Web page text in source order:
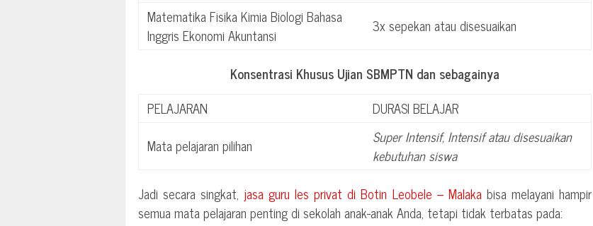
Matematika Fisika Kimia Biologi Bahasa
Inggris Ekonomi Akuntansi
3x sepekan atau disesuaikan
Konsentrasi Khusus Ujian SBMPTN dan sebagainya
PELAJARAN
DURASI BELAJAR
Mata pelajaran pilihan
Super Intensif, Intensif atau disesuaikan
kebutuhan siswa
Jadi secara singkat, jasa guru les privat diBotin Leobele – Malakabisa melayani hampir
semua mata pelajaran penting di sekolah anak-anak Anda, tetapi tidak terbatas pada: